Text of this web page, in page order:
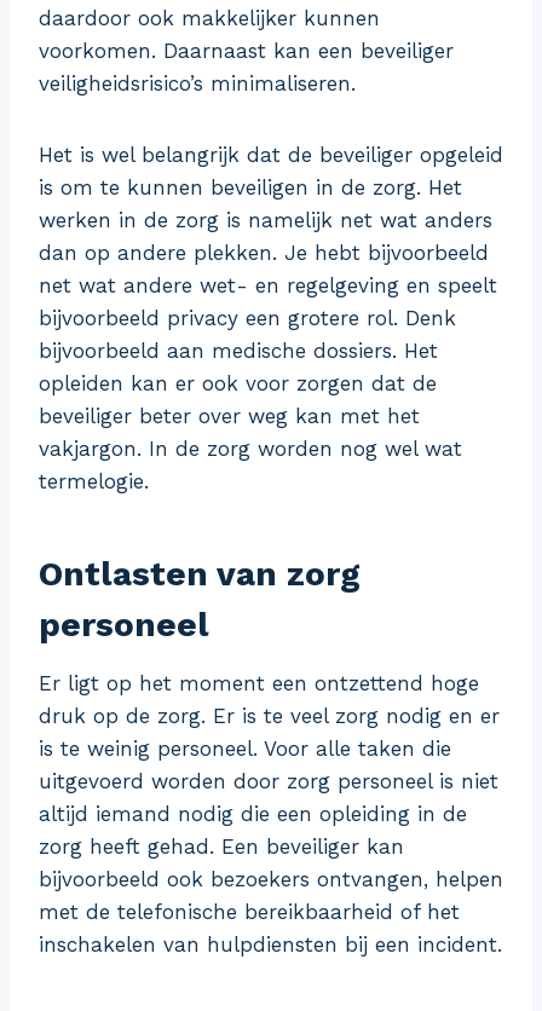
daardoor ook makkelijker kunnen
voorkomen. Daarnaast kan een beveiliger
veiligheidsrisico’s minimaliseren.
Het is wel belangrijk dat de beveiliger opgeleid
is om te kunnen beveiligen in de zorg. Het
werken in de zorg is namelijk net wat anders
dan op andere plekken. Je hebt bijvoorbeeld
net wat andere wet- en regelgeving en speelt
bijvoorbeeld privacy een grotere rol. Denk
bijvoorbeeld aan medische dossiers. Het
opleiden kan er ook voor zorgen dat de
beveiliger beter over weg kan met het
vakjargon. In de zorg worden nog wel wat
termelogie.
Ontlasten van zorg
personeel
Er ligt op het moment een ontzettend hoge
druk op de zorg. Er is te veel zorg nodig en er
is te weinig personeel. Voor alle taken die
uitgevoerd worden door zorg personeel is niet
altijd iemand nodig die een opleiding in de
zorg heeft gehad. Een beveiliger kan
bijvoorbeeld ook bezoekers ontvangen, helpen
met de telefonische bereikbaarheid of het
inschakelen van hulpdiensten bij een incident.